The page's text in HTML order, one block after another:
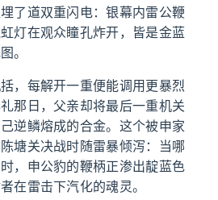
了道双重闪电：银幕内雷公鞭
灯在观众瞳孔炸开，皆是金蓝
。
，每解开一重便能调用更暴烈
那日，父亲却将最后一重机关
逆鳞熔成的合金。这个被申家
塘关决战时随雷暴倾泻：当哪
，申公豹的鞭柄正渗出靛蓝色
在雷击下汽化的魂灵。